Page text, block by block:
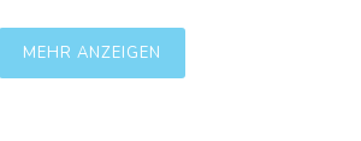
MEHR ANZEIGEN